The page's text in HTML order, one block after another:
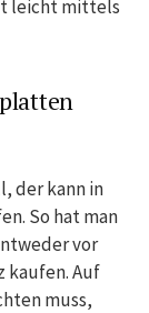
leicht mittels
der kann in
So hat man
vor
kaufen. Auf
muss,